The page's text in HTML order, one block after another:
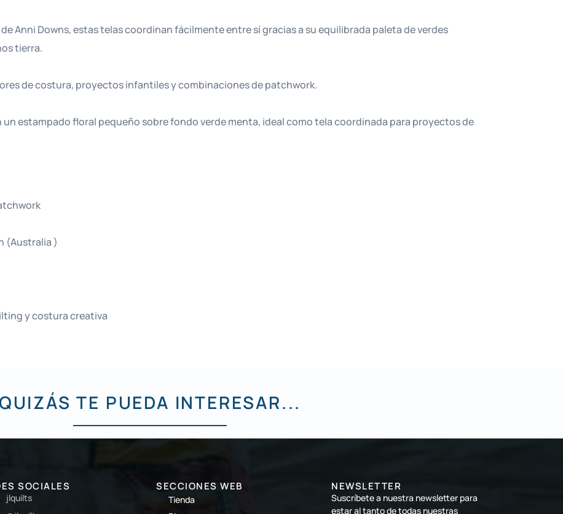
Anni Downs, estas telas coordinan fácilmente entre sí gracias a su equilibrada paleta de verdes
tierra.
de costura, proyectos infantiles y combinaciones de patchwork.
un estampado floral pequeño sobre fondo verde menta, ideal como tela coordinada para proyectos de
(Australia )
y costura creativa
TE PUEDA INTERESAR...
SOCIALES
jlquilts
SECCIONES WEB
Tienda
NEWSLETTER
Suscríbete a nuestra newsletter para
estar al tanto de todas nuestras